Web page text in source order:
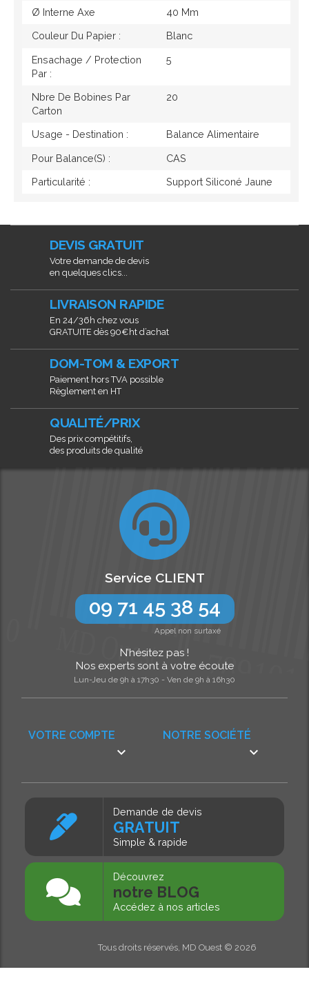
Ø Interne Axe 40 Mm
Couleur Du Papier : Blanc
Ensachage / Protection
Par :
5
Nbre De Bobines Par
Carton
20
Usage - Destination : Balance Alimentaire
Pour Balance(s) : CAS
Particularité : Support Siliconé Jaune
DEVIS GRATUIT
Votre demande de devis
en quelques clics...
LIVRAISON RAPIDE
En 24/36h chez vous
GRATUITE dès 90€ht d’achat
DOM-TOM & EXPORT
Paiement hors TVA possible
Règlement en HT
QUALITÉ/PRIX
Des prix compétitifs,
des produits de qualité
NOTRE SOCIÉTÉ

VOTRE COMPTE

Service CLIENT
09 71 45 38 54
Appel non surtaxé
N’hésitez pas !
Nos experts sont à votre écoute
Lun-Jeu de 9h à 17h30 - Ven de 9h à 16h30
Demande de devis
GRATUIT
Simple & rapide
Découvrez
notre BLOG
Accédez à nos articles
Tous droits réservés, MD Ouest © 2026